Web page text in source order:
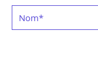
Nom*